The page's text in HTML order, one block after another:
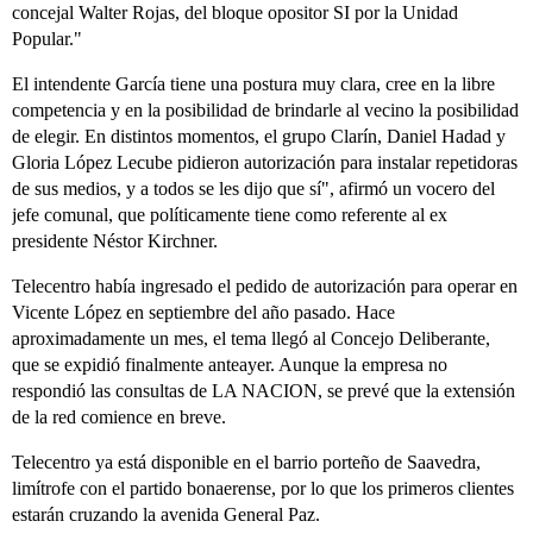
concejal Walter Rojas, del bloque opositor SI por la Unidad
Popular."
El intendente García tiene una postura muy clara, cree en la libre
competencia y en la posibilidad de brindarle al vecino la posibilidad
de elegir. En distintos momentos, el grupo Clarín, Daniel Hadad y
Gloria López Lecube pidieron autorización para instalar repetidoras
de sus medios, y a todos se les dijo que sí", afirmó un vocero del
jefe comunal, que políticamente tiene como referente al ex
presidente Néstor Kirchner.
Telecentro había ingresado el pedido de autorización para operar en
Vicente López en septiembre del año pasado. Hace
aproximadamente un mes, el tema llegó al Concejo Deliberante,
que se expidió finalmente anteayer. Aunque la empresa no
respondió las consultas de LA NACION, se prevé que la extensión
de la red comience en breve.
Telecentro ya está disponible en el barrio porteño de Saavedra,
limítrofe con el partido bonaerense, por lo que los primeros clientes
estarán cruzando la avenida General Paz.